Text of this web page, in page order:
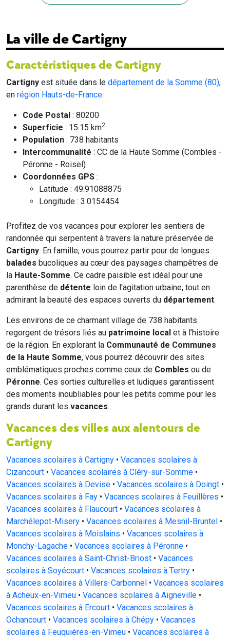
La ville de Cartigny
Caractéristiques de Cartigny
Cartigny est située dans le département de la Somme (80),
en région Hauts-de-France.
Code Postal : 80200
Superficie : 15.15 km2
Population : 738 habitants
Intercommunalité : CC de la Haute Somme (Combles -
Péronne - Roisel)
Coordonnées GPS :
Latitude : 49.91088875
Longitude : 3.0154454
Profitez de vos vacances pour explorer les sentiers de
randonnée qui serpentent à travers la nature préservée de
Cartigny. En famille, vous pourrez partir pour de longues
balades bucoliques au cœur des paysages champêtres de
la Haute-Somme. Ce cadre paisible est idéal pour une
parenthèse de détente loin de l'agitation urbaine, tout en
admirant la beauté des espaces ouverts du département.
Les environs de ce charmant village de 738 habitants
regorgent de trésors liés au patrimoine local et à l'histoire
de la région. En explorant la Communauté de Communes
de la Haute Somme, vous pourrez découvrir des sites
emblématiques proches comme ceux de Combles ou de
Péronne. Ces sorties culturelles et ludiques garantissent
des moments inoubliables pour les petits comme pour les
grands durant les vacances.
Vacances des villes aux alentours de
Cartigny
Vacances scolaires à Cartigny • Vacances scolaires à
Cizancourt • Vacances scolaires à Cléry-sur-Somme •
Vacances scolaires à Devise • Vacances scolaires à Doingt •
Vacances scolaires à Fay • Vacances scolaires à Feuillères •
Vacances scolaires à Flaucourt • Vacances scolaires à
Marchélepot-Misery • Vacances scolaires à Mesnil-Bruntel •
Vacances scolaires à Moislains • Vacances scolaires à
Monchy-Lagache • Vacances scolaires à Péronne •
Vacances scolaires à Saint-Christ-Briost • Vacances
scolaires à Soyécourt • Vacances scolaires à Tertry •
Vacances scolaires à Villers-Carbonnel • Vacances scolaires
à Acheux-en-Vimeu • Vacances scolaires à Aigneville •
Vacances scolaires à Ercourt • Vacances scolaires à
Ochancourt • Vacances scolaires à Chépy • Vacances
scolaires à Feuquières-en-Vimeu • Vacances scolaires à